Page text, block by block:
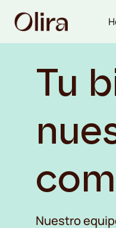
Tu
Nuestro